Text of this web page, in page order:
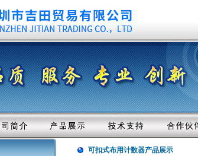
可扣式布用计数器产品展示